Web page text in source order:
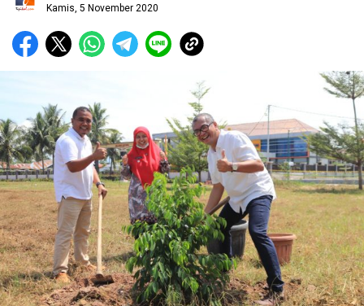
Kamis, 5 November 2020